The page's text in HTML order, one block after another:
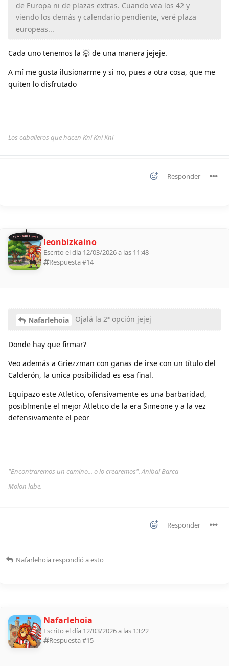
de Europa ni de plazas extras. Cuando vea los 42 y
viendo los demás y calendario pendiente, veré plaza
europeas...
Cada uno tenemos la 🤯 de una manera jejeje.
A mí me gusta ilusionarme y si no, pues a otra cosa, que me
quiten lo disfrutado
Los caballeros que hacen Kni Kni Kni
Responder
11 ALDEANOS 2026 leonbizkaino
Escrito el día 12/03/2026 a las 11:48
Respuesta #14
Nafarlehoia Ojalá la 2ª opción jejej
Donde hay que firmar?
Veo además a Griezzman con ganas de irse con un título del
Calderón, la unica posibilidad es esa final.
Equipazo este Atletico, ofensivamente es una barbaridad,
posiblmente el mejor Atletico de la era Simeone y a la vez
defensivamente el peor
"Encontraremos un camino... o lo crearemos". Anibal Barca
Molon labe.
Responder
Nafarlehoia respondió a esto
Nafarlehoia
Escrito el día 12/03/2026 a las 13:22
Respuesta #15